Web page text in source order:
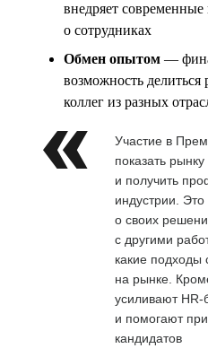
внедряет современные
о сотрудниках
Обмен опытом —
возможность
коллег из разных
Участие в
показать
и получить
индустрии. Это
о своих
с другими
какие подходы
на рынке.
усиливают
и помогают
кандидатов